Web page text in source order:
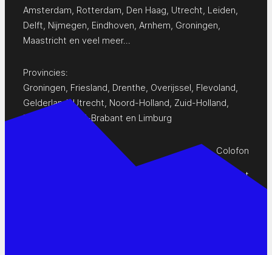
Amsterdam Rotterdam Den Haag Utrecht Leiden
Delft Nijmegen Eindhoven Arnhem Groningen
Maastricht en veel meer…
Provincies:
Groningen, Friesland, Drenthe, Overijssel, Flevoland,
Gelderland,Utrecht, Noord-Holland, Zuid-Holland,
Zeeland
Noord-Brabant en Limburg
Colofon
Privacy Statement